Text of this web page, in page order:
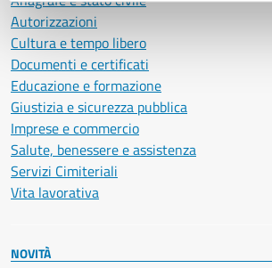
Autorizzazioni
Cultura e tempo libero
Documenti e certificati
Educazione e formazione
Giustizia e sicurezza pubblica
Imprese e commercio
Salute, benessere e assistenza
Servizi Cimiteriali
Vita lavorativa
NOVITÀ